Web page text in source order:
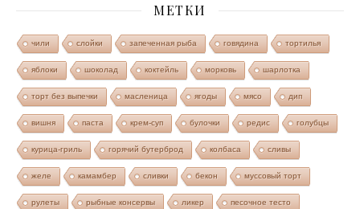
МЕТКИ
чили слойки запеченная рыба говядина тортилья
яблоки шоколад коктейль морковь шарлотка
торт без выпечки масленица ягоды мясо дип
вишня паста крем-суп булочки редис голубцы
курица-гриль горячий бутерброд колбаса сливы
желе камамбер сливки бекон муссовый торт
рулеты рыбные консервы ликер песочное тесто